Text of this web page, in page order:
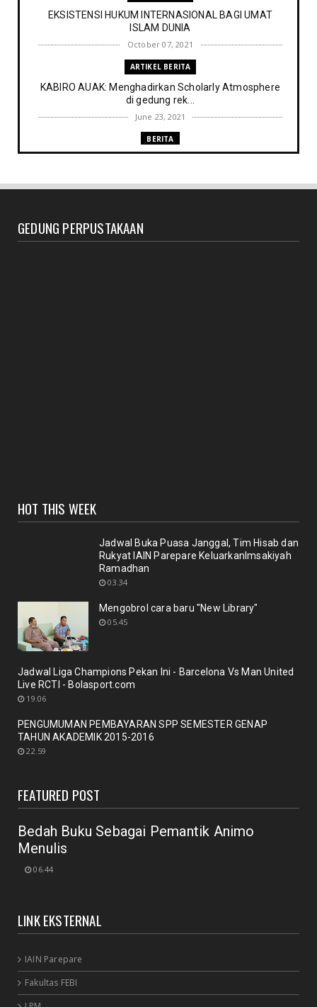
EKSISTENSI HUKUM INTERNASIONAL BAGI UMAT
ISLAM DUNIA
October 07, 2021
ARTIKEL BERITA
KABIRO AUAK: Menghadirkan Scholarly Atmosphere
di gedung rek...
June 23, 2021
BERITA
June 06, 2021
Proker UPT. Perpustakaan IAIN Parepare menuju
perpustakaan ...
Sinergi dosen dan Perpustakaan melalui workshop
repository y...
November 10, 2020
UNCATEGORIZED
Nuansa berbunga bunga bentuk respon terhadap
October 21, 2020
Membicarakan Kesiapan perpustakaan bagi
pemustaka baru
September 29, 2020
Mengobrol cara baru "New Library"
September 12, 2020
GEDUNG PERPUSTAKAAN
HOT THIS WEEK
Jadwal Buka Puasa Janggal, Tim Hisab dan
Rukyat IAIN Parepare KeluarkanImsakiyah
Ramadhan
03.34
Mengobrol cara baru "New Library"
05.45
Jadwal Liga Champions Pekan Ini - Barcelona Vs Man United
Live RCTI - Bolasport.com
19.06
PENGUMUMAN PEMBAYARAN SPP SEMESTER GENAP
TAHUN AKADEMIK 2015-2016
22.59
FEATURED POST
Bedah Buku Sebagai Pemantik Animo
Menulis
06.44
LINK EKSTERNAL
IAIN Parepare
Fakultas FEBI